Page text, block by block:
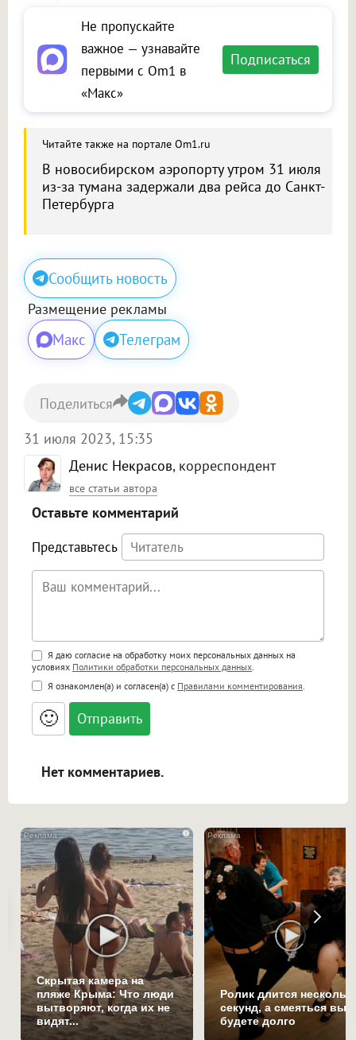
Не пропускайте
важное — узнавайте
первыми с Om1 в
«Макс»
Подписаться
Читайте также на портале Om1.ru
В новосибирском аэропорту утром 31 июля
из-за тумана задержали два рейса до Санкт-
Петербурга
Сообщить новость
Размещение рекламы
Макс Телеграм
Денис Некрасов, корреспондент
все статьи автора
31 июля 2023, 15:35
Поделиться
Оставьте комментарий
Представьтесь
Поддержка HTML
<b>, <strong>, <u>, <i>, <em>, <s>, <big>,
<small>, <sup>, <sub>, <pre>, <ul>, <ol>, <li>,
<blockquote>, <code> экранирует HTML,
адреса URL автоматически становятся
ссылками, и [img]адрес[/img] будет
Я даю согласие на обработку моих персональных данных на
условиях Политики обработки персональных данных
Я ознакомлен(а) и согласен(а) с Правилами комментирования
🙂
Нет комментариев.
i
Скрытая камера на
пляже Крыма: Что люди
вытворяют, когда их не
видят...
Ролик длится
секунд, а смеяться вы
будете долго